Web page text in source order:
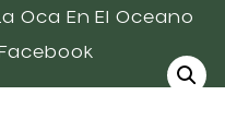
Oca En El Oceano